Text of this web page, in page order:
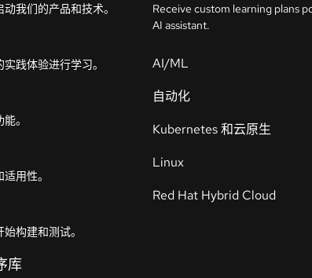
我们的产品和技术。
践体验进行学习。
。
用性。
构建和测试。
Receive custom learning plans
AI assistant.
AI/ML
自动化
Kubernetes 和云原生
Linux
Red Hat Hybrid Cloud
库